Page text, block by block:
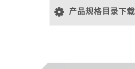
产品规格目录下载